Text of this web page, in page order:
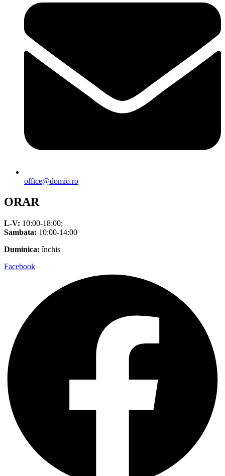
office@domio.ro
ORAR
L-V: 10:00-18:00;
Sambata: 10:00-14:00
Duminica: închis
Facebook